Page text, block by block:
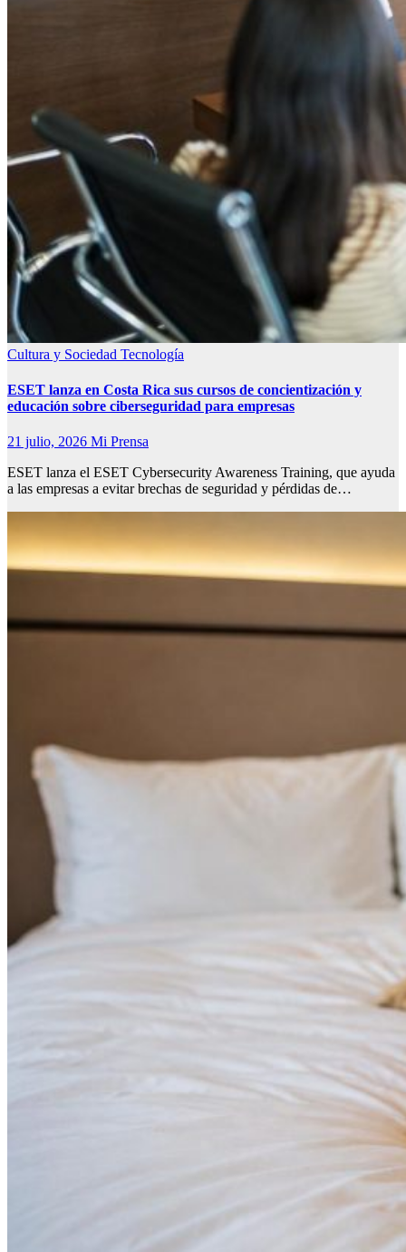
Cultura y Sociedad Tecnología
ESET lanza en Costa Rica sus cursos de concientización y
educación sobre ciberseguridad para empresas
21 julio, 2026 Mi Prensa
ESET lanza el ESET Cybersecurity Awareness Training, que ayuda
a las empresas a evitar brechas de seguridad y pérdidas de…